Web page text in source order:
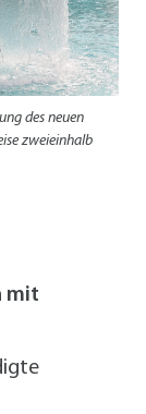
des neuen
zweieinhalb
mit